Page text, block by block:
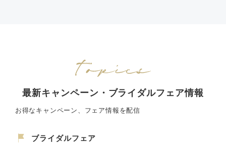
最新キャンペーン・ブライダルフェア情報
お得なキャンペーン、フェア情報を配信
ブライダルフェア